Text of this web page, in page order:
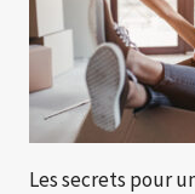
Les secrets pour